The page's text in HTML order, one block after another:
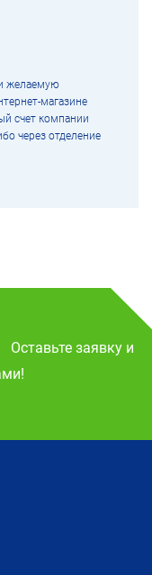
желаемую
магазине
счет компании
через отделение
Оставьте заявку и